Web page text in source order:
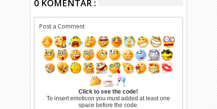
0 KOMENTAR :
Post a Comment
Click to see the code!
To insert emoticon you must added at least one
space before the code.